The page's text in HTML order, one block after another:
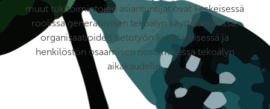
muut tukitoimintojen asiantuntijat ovat keskeisessä
roolissa generatiivisen tekoälyn käyttöönotossa,
organisaatioiden tietotyön kehittämisessä ja
henkilöstön osaamisen nostamisessa tekoälyn
aikakaudelle.